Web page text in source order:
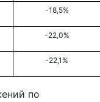
-18,5%
-22,0%
-22,1%
по